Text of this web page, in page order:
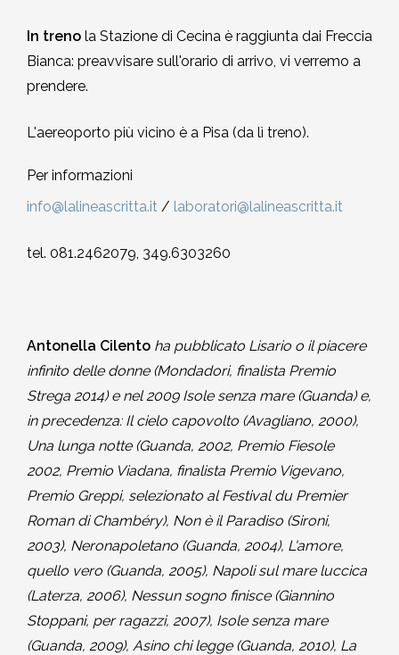
In treno la Stazione di Cecina è raggiunta dai Freccia
Bianca: preavvisare sull'orario di arrivo, vi verremo a
prendere.
L'aereoporto più vicino è a Pisa (da lì treno).
Per informazioni
info@lalineascritta.it / laboratori@lalineascritta.it
tel. 081.2462079, 349.6303260
Antonella Cilento ha pubblicato Lisario o il piacere
infinito delle donne (Mondadori, finalista Premio
Strega 2014) e nel 2009 Isole senza mare (Guanda) e,
in precedenza: Il cielo capovolto (Avagliano, 2000),
Una lunga notte (Guanda, 2002, Premio Fiesole
2002, Premio Viadana, finalista Premio Vigevano,
Premio Greppi, selezionato al Festival du Premier
Roman di Chambéry), Non è il Paradiso (Sironi,
2003), Neronapoletano (Guanda, 2004), L'amore,
quello vero (Guanda, 2005), Napoli sul mare luccica
(Laterza, 2006), Nessun sogno finisce (Giannino
Stoppani, per ragazzi, 2007), Isole senza mare
(Guanda, 2009), Asino chi legge (Guanda, 2010), La